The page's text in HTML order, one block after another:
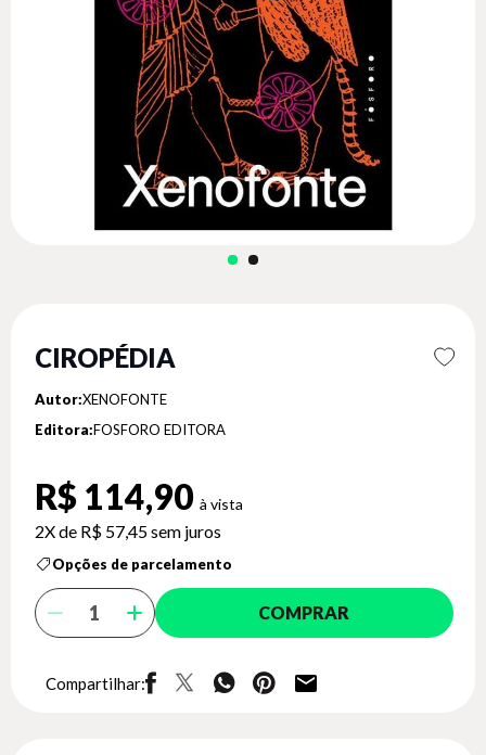
CIROPÉDIA
Autor:XENOFONTE
Editora:FOSFORO EDITORA
R$ 114,90
2X de R$ 57,45sem juros
Opções de parcelamento
COMPRAR
Compartilhar: